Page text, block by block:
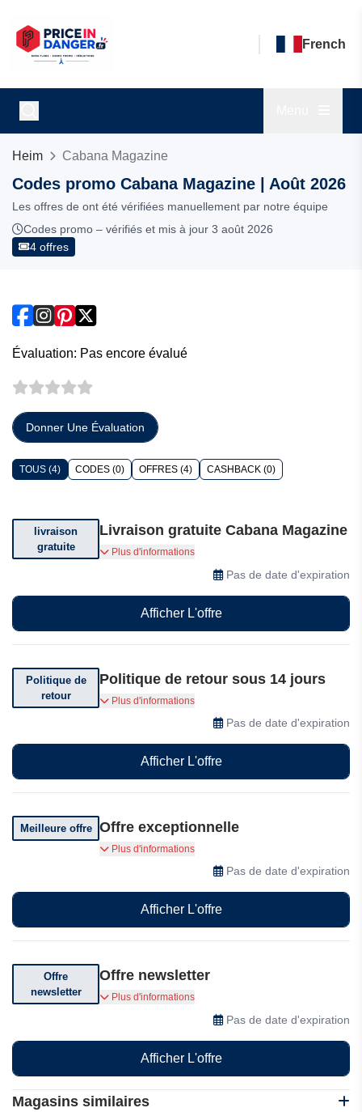
French
Heim Cabana Magazine
Codes promo Cabana Magazine | Août 2026
Les offres de ont été vérifiées manuellement par notre équipe
Codes promo – vérifiés et mis à jour 3 août 2026
4 offres
Magasins similaires
Évaluation: Pas encore évalué
Donner Une Évaluation
TOUS (4) CODES (0) OFFRES (4) CASHBACK (0)
livraison
gratuite
Livraison gratuite Cabana Magazine
Livraison gratuite pour les commandes aux
États-Unis supérieures à 100$, dans l'UE
supérieures à 100€ et au Royaume-Uni
supérieures à 150£.
Plus d'informations
Pas de date d'expiration
Afficher L'offre
Politique de
retour
Politique de retour sous 14 jours
Vous pouvez retourner votre commande dans
les 14 jours suivant sa réception.
Plus d'informations
Pas de date d'expiration
Afficher L'offre
Meilleure offre Offre exceptionnelle
Profitez d'offres exceptionnelles !
Plus d'informations
Pas de date d'expiration
Afficher L'offre
Offre
newsletter
Offre newsletter
Abonnez-vous pour bénéficier de réductions.
Plus d'informations
Pas de date d'expiration
Afficher L'offre